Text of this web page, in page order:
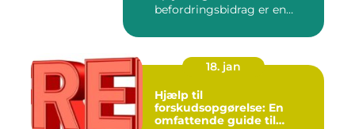
befordringsbidrag er en
18. jan
Hjælp til
forskudsopgørelse: En
omfattende guide til